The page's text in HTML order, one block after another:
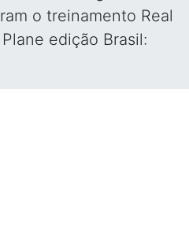
o treinamento Real
edição Brasil: